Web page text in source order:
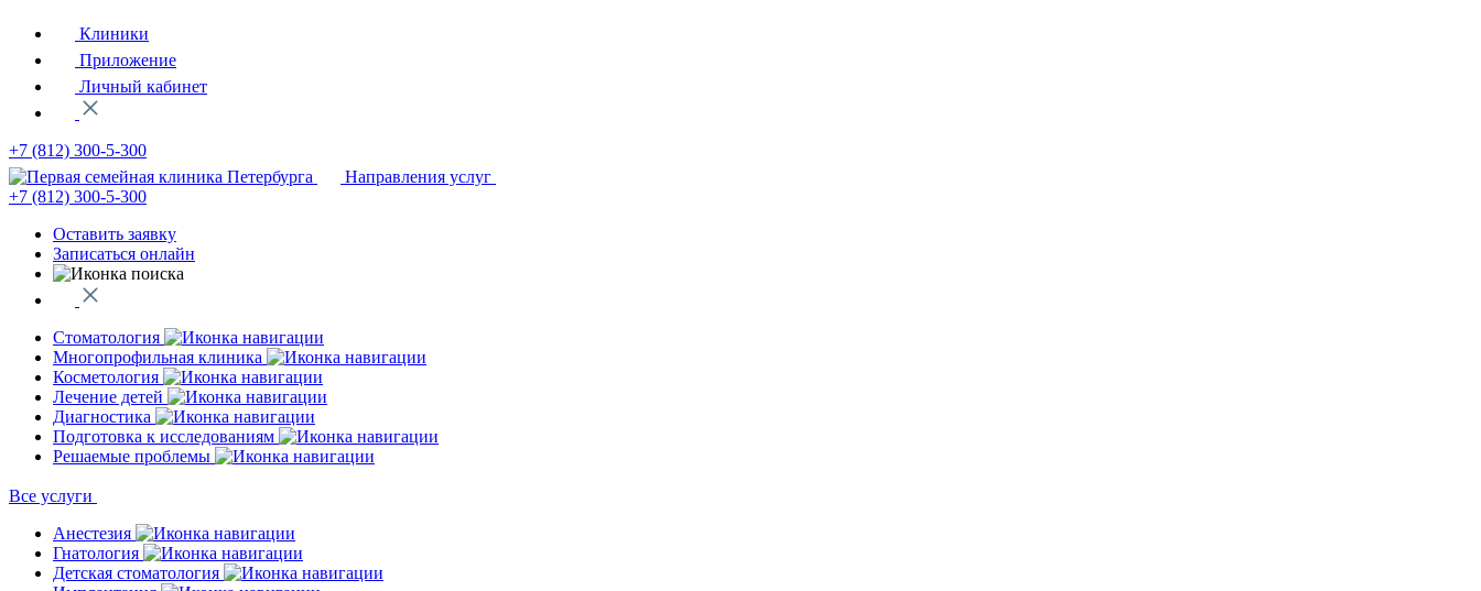
Клиники
Приложение
Личный кабинет
+7 (812) 300-5-300
Направления услуг
+7 (812) 300-5-300
Оставить заявку
Записаться онлайн
Стоматология
Многопрофильная клиника
Косметология
Лечение детей
Диагностика
Подготовка к исследованиям
Решаемые проблемы
Все услуги
Анестезия
Гнатология
Детская стоматология